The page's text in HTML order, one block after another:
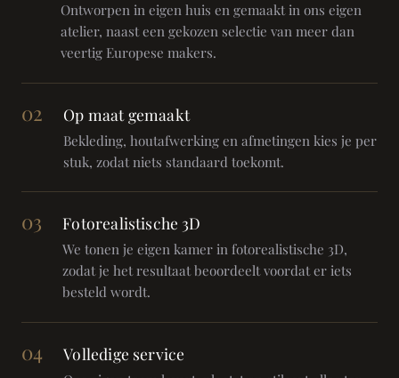
Ontworpen in eigen huis en gemaakt in ons eigen
atelier, naast een gekozen selectie van meer dan
veertig Europese makers.
02 Op maat gemaakt
Bekleding, houtafwerking en afmetingen kies je per
stuk, zodat niets standaard toekomt.
03 Fotorealistische 3D
We tonen je eigen kamer in fotorealistische 3D,
zodat je het resultaat beoordeelt voordat er iets
besteld wordt.
04 Volledige service